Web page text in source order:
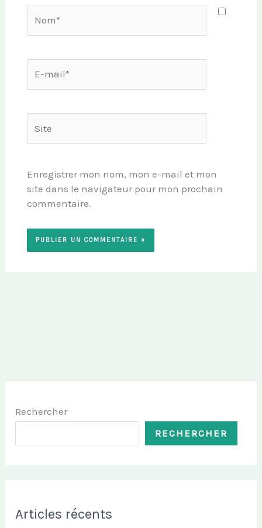
mail*
Enregistrer mon nom, mon e-mail et mon
site dans le navigateur pour mon prochain
commentaire.
Rechercher
RECHERCHER
Articles récents